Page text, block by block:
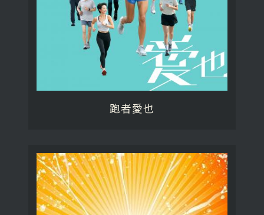
跑者愛也